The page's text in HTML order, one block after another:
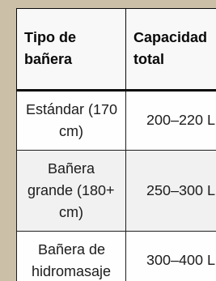
Tipo de
bañera
Capacidad
total
Estándar (170
cm)
200–220 L
Bañera
grande (180+
cm)
250–300 L
Bañera de
hidromasaje
300–400 L